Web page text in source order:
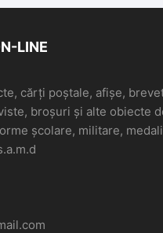
LINE
cărți poștale, afișe,
broșuri și alte obiecte
școlare, militare,